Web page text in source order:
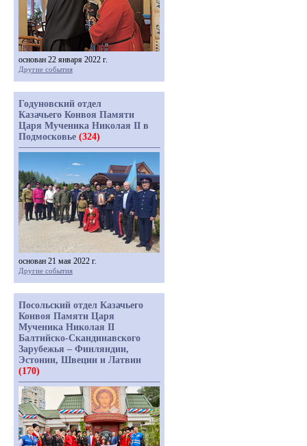
основан 22 января 2022 г.
Другие события
Годуновский отдел
Казачьего Конвоя Памяти
Царя Мученика Николая II в
Подмосковье (324)
основан 21 мая 2022 г.
Другие события
Посольский отдел Казачьего
Конвоя Памяти Царя
Мученика Николая II
Балтийско-Скандинавского
Зарубежья – Финляндии,
Эстонии, Швеции и Латвии
(170)